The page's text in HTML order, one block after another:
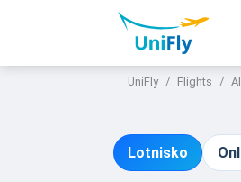
UniFly Flights
Lotnisko